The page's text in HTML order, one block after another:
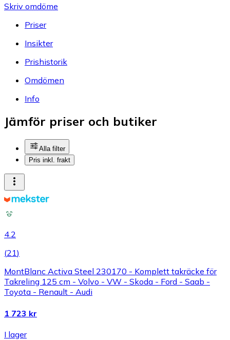
Skriv omdöme
Priser
Insikter
Prishistorik
Omdömen
Info
Jämför priser och butiker
Alla filter
Pris inkl. frakt
4.2
(21)
MontBlanc Activa Steel 230170 - Komplett takräcke för
Takreling 125 cm - Volvo - VW - Skoda - Ford - Saab -
Toyota - Renault - Audi
1 723 kr
I lager